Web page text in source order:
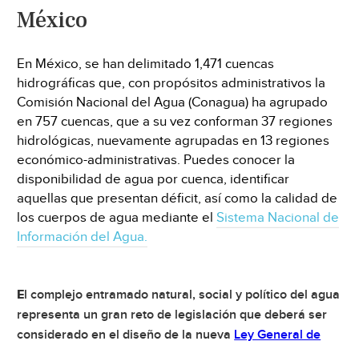
México
En México, se han delimitado 1,471 cuencas
hidrográficas que, con propósitos administrativos la
Comisión Nacional del Agua (Conagua) ha agrupado
en 757 cuencas, que a su vez conforman 37 regiones
hidrológicas, nuevamente agrupadas en 13 regiones
económico-administrativas. Puedes conocer la
disponibilidad de agua por cuenca, identificar
aquellas que presentan déficit, así como la calidad de
los cuerpos de agua mediante elSistema Nacional de
Información del Agua.
El complejo entramado natural, social y político del agua
representa un gran reto de legislación que deberá ser
considerado en el diseño de la nueva Ley General de